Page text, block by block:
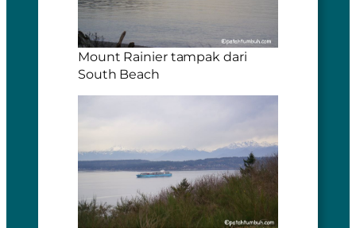
Mount Rainier tampak dari
South Beach